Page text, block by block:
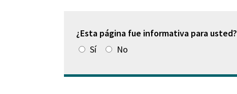
¿Esta página fue informativa para usted?
Sí
No